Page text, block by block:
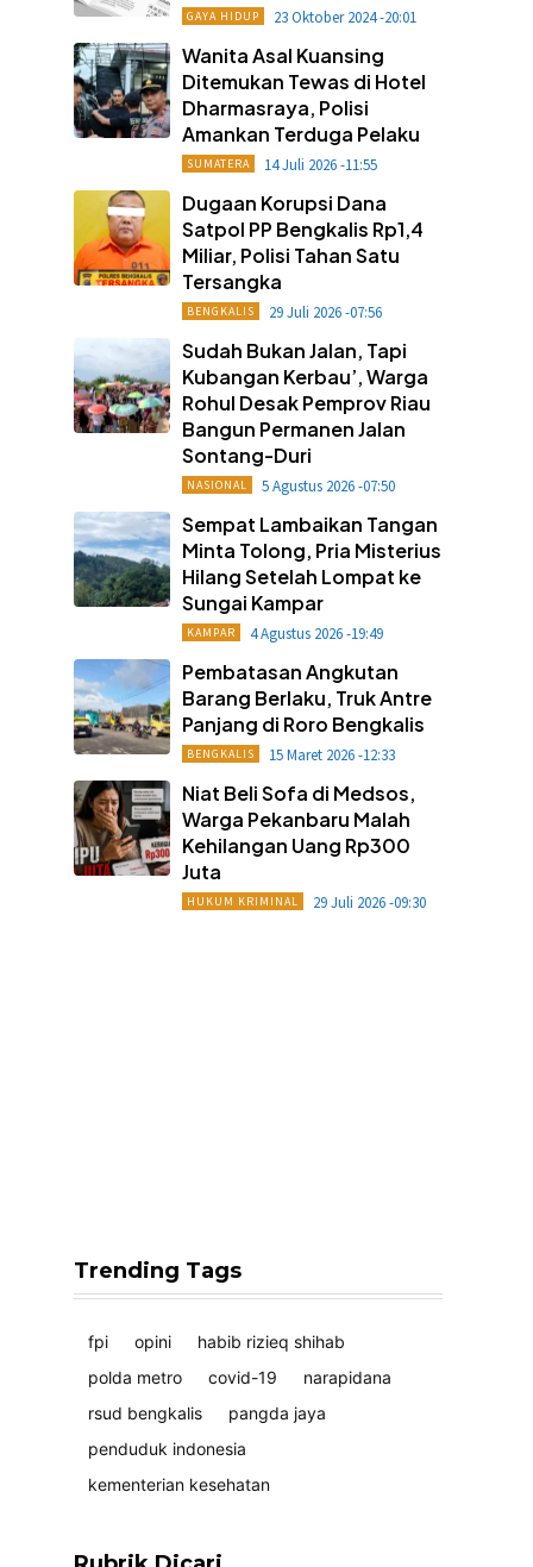
GAYA HIDUP 23 Oktober 2024 -20:01
Wanita Asal Kuansing
Ditemukan Tewas di Hotel
Dharmasraya, Polisi
Amankan Terduga Pelaku
SUMATERA 14 Juli 2026 -11:55
Dugaan Korupsi Dana
Satpol PP Bengkalis Rp1,4
Miliar, Polisi Tahan Satu
Tersangka
BENGKALIS 29 Juli 2026 -07:56
Sudah Bukan Jalan, Tapi
Kubangan Kerbau’, Warga
Rohul Desak Pemprov Riau
Bangun Permanen Jalan
Sontang-Duri
NASIONAL 5 Agustus 2026 -07:50
Sempat Lambaikan Tangan
Minta Tolong, Pria Misterius
Hilang Setelah Lompat ke
Sungai Kampar
KAMPAR 4 Agustus 2026 -19:49
Pembatasan Angkutan
Barang Berlaku, Truk Antre
Panjang di Roro Bengkalis
BENGKALIS 15 Maret 2026 -12:33
Niat Beli Sofa di Medsos,
Warga Pekanbaru Malah
Kehilangan Uang Rp300
Juta
HUKUM KRIMINAL 29 Juli 2026 -09:30
Trending Tags
fpi opini
habib rizieq shihab
polda metro
covid-19
narapidana
rsud bengkalis
pangda jaya
penduduk indonesia
kementerian kesehatan